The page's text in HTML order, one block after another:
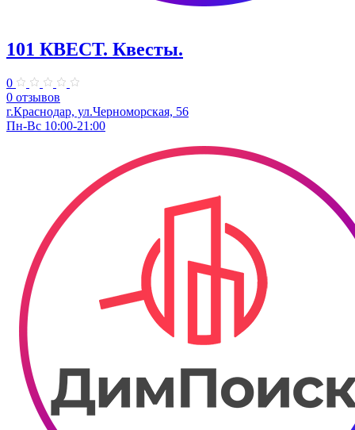
101 КВЕСТ. Квесты.
0
0 отзывов
г.Краснодар, ул.Черноморская, 56
Пн-Вс 10:00-21:00